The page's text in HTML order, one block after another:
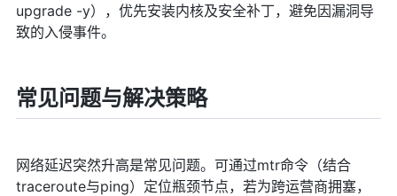
upgrade -y），优先安装内核及安全补丁，避免因漏洞导
致的入侵事件。
常见问题与解决策略
网络延迟突然升高是常见问题。可通过mtr命令（结合
traceroute与ping）定位瓶颈节点，若为跨运营商拥塞，